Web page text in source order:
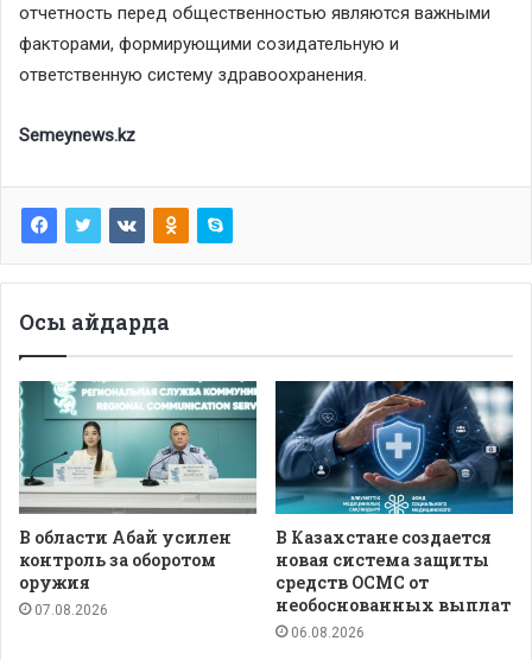
отчетность перед общественностью являются важными
факторами, формирующими созидательную и
ответственную систему здравоохранения.
Semeynews.kz
Осы айдарда
В области Абай усилен
контроль за оборотом
оружия
07.08.2026
В Казахстане создается
новая система защиты
средств ОСМС от
необоснованных выплат
06.08.2026